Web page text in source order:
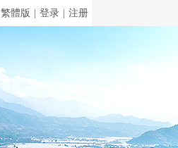
繁體版 登录 注册